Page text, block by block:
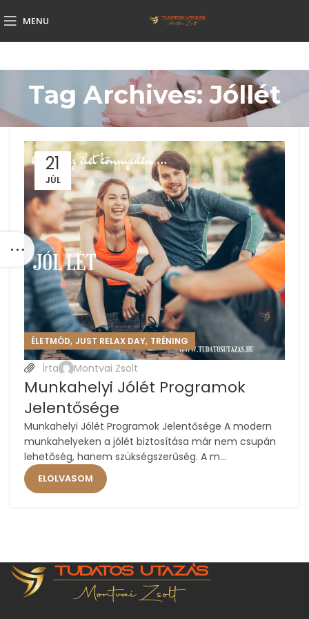
MENU
Tag Archives: Jóllét
21
JÚL
ÉLETMÓD, JUST RELAX DAY, TRÉNING
Írta Montvai Zsolt
Munkahelyi Jólét Programok
Jelentősége
Munkahelyi Jólét Programok Jelentősége A modern
munkahelyeken a jólét biztosítása már nem csupán
lehetőség, hanem szükségszerűség. A m...
ELOLVASOM